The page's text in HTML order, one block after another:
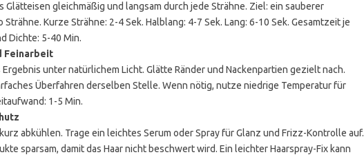
Glätteisen gleichmäßig und langsam durch jede Strähne. Ziel: ein sauberer
Strähne. Kurze Strähne: 2-4 Sek. Halblang: 4-7 Sek. Lang: 6-10 Sek. Gesamtzeit je
Dichte: 5-40 Min.
Feinarbeit
unter natürlichem Licht. Glätte Ränder und Nackenpartien gezielt nach.
Überfahren derselben Stelle. Wenn nötig, nutze niedrige Temperatur für
1-5 Min.
abkühlen. Trage ein leichtes Serum oder Spray für Glanz und Frizz-Kontrolle auf.
sparsam, damit das Haar nicht beschwert wird. Ein leichter Haarspray-Fix kann